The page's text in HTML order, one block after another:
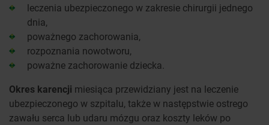
leczenia ubezpieczonego w zakresie chirurgii jednego
dnia,
poważnego zachorowania,
rozpoznania nowotworu,
poważne zachorowanie dziecka.
Okres karencji miesiąca przewidziany jest na leczenie
ubezpieczonego w szpitalu, także w następstwie ostrego
zawału serca lub udaru mózgu oraz koszty leków po